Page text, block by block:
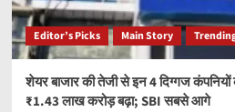
Editor’s Picks Main Story
शेयर बाजार की तेजी से इन 4 दिग्गज
₹1.43 लाख करोड़ बढ़ा; SBI सबसे आगे